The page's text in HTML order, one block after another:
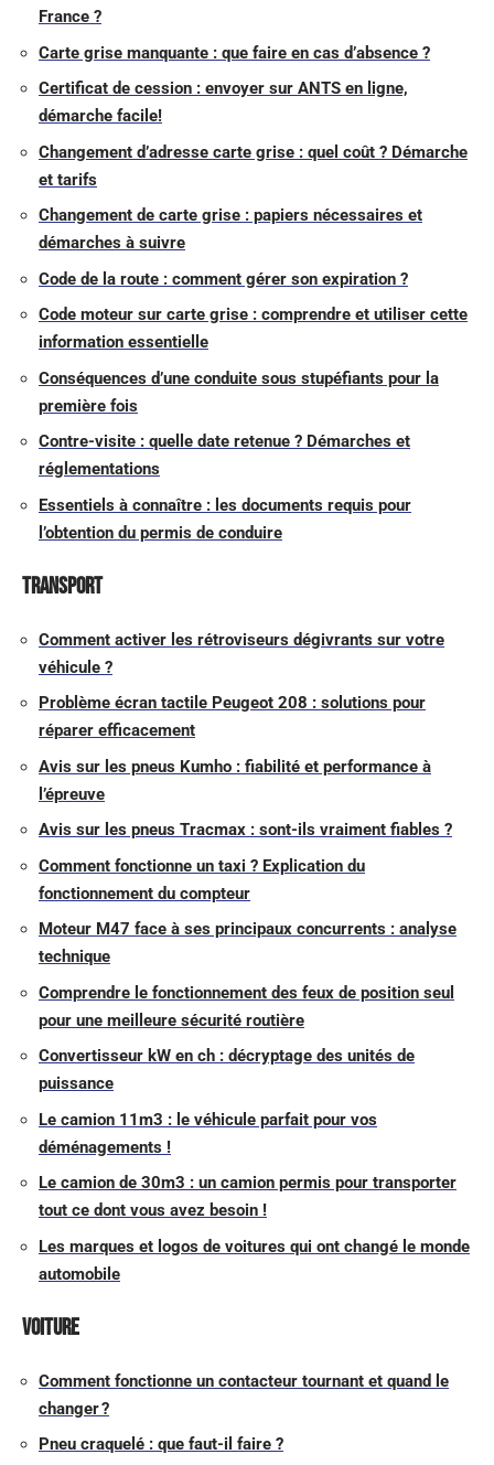
France ?
Carte grise manquante : que faire en cas d’absence ?
Certificat de cession : envoyer sur ANTS en ligne,
démarche facile!
Changement d’adresse carte grise : quel coût ? Démarche
et tarifs
Changement de carte grise : papiers nécessaires et
démarches à suivre
Code de la route : comment gérer son expiration ?
Code moteur sur carte grise : comprendre et utiliser cette
information essentielle
Conséquences d’une conduite sous stupéfiants pour la
première fois
Contre-visite : quelle date retenue ? Démarches et
réglementations
Essentiels à connaître : les documents requis pour
l’obtention du permis de conduire
Transport
Comment activer les rétroviseurs dégivrants sur votre
véhicule ?
Problème écran tactile Peugeot 208 : solutions pour
réparer efficacement
Avis sur les pneus Kumho : fiabilité et performance à
l’épreuve
Avis sur les pneus Tracmax : sont-ils vraiment fiables ?
Comment fonctionne un taxi ? Explication du
fonctionnement du compteur
Moteur M47 face à ses principaux concurrents : analyse
technique
Comprendre le fonctionnement des feux de position seul
pour une meilleure sécurité routière
Convertisseur kW en ch : décryptage des unités de
puissance
Le camion 11m3 : le véhicule parfait pour vos
déménagements !
Le camion de 30m3 : un camion permis pour transporter
tout ce dont vous avez besoin !
Les marques et logos de voitures qui ont changé le monde
automobile
Voiture
Comment fonctionne un contacteur tournant et quand le
changer ?
Pneu craquelé : que faut-il faire ?